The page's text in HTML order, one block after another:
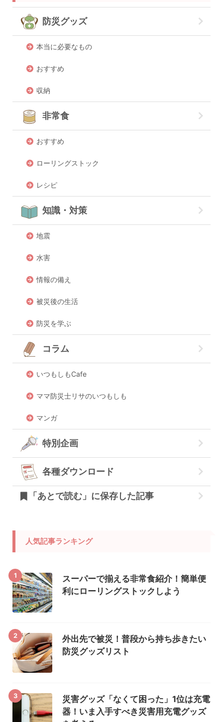
防災グッズ
本当に必要なもの
おすすめ
収納
非常食
おすすめ
ローリングストック
レシピ
知識・対策
地震
水害
情報の備え
被災後の生活
防災を学ぶ
コラム
いつもしもCafe
ママ防災士リサのいつもしも
マンガ
特別企画
各種ダウンロード
「あとで読む」に保存した記事
人気記事ランキング
1
スーパーで揃える非常食紹介！簡単便
利にローリングストックしよう
2
外出先で被災！普段から持ち歩きたい
防災グッズリスト
3
災害グッズ「なくて困った」1位は充電
器！いま入手すべき災害用充電グッズ